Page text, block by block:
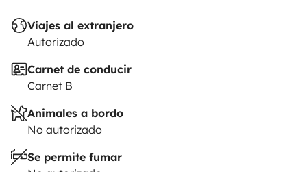
Viajes al extranjero
Autorizado
Carnet de conducir
Carnet B
Animales a bordo
No autorizado
Se permite fumar